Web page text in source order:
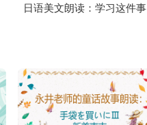
日语美文朗读：学习这件事